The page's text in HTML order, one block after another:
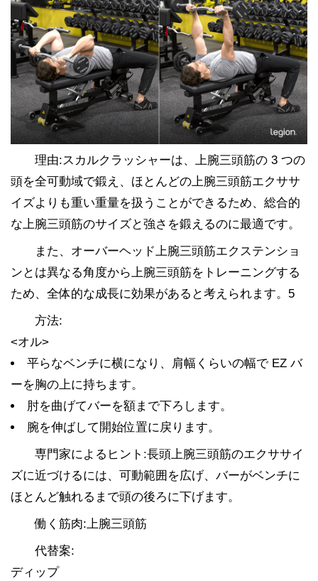
理由:スカルクラッシャーは、上腕三頭筋の 3 つの
頭を全可動域で鍛え、ほとんどの上腕三頭筋エクササ
イズよりも重い重量を扱うことができるため、総合的
な上腕三頭筋のサイズと強さを鍛えるのに最適です。
また、オーバーヘッド上腕三頭筋エクステンショ
ンとは異なる角度から上腕三頭筋をトレーニングする
ため、全体的な成長に効果があると考えられます。5
方法:
<オル>
平らなベンチに横になり、肩幅くらいの幅で EZ バ
ーを胸の上に持ちます。
肘を曲げてバーを額まで下ろします。
腕を伸ばして開始位置に戻ります。
専門家によるヒント:長頭上腕三頭筋のエクササイ
ズに近づけるには、可動範囲を広げ、バーがベンチに
ほとんど触れるまで頭の後ろに下げます。
働く筋肉:上腕三頭筋
代替案:
ディップ